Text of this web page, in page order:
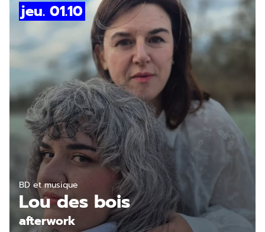
jeu. 01.10
BD et musique
Lou des bois
afterwork
En savoir plus